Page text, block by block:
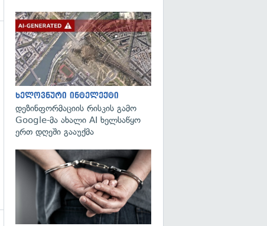
გადახედვა
ხელოვნური ინტელექტი
დეზინფორმაციის რისკის გამო
Google-მა ახალი AI ხელსაწყო
ერთ დღეში გააუქმა